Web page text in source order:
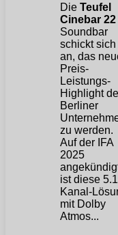
Die Teufel
Cinebar 22
Soundbar
schickt sich
an, das
Preis-
Leistungs-
Highlight
Berliner
zu werden.
Auf der IFA
2025
ist diese
Kanal-
mit Dolby
Atmos...